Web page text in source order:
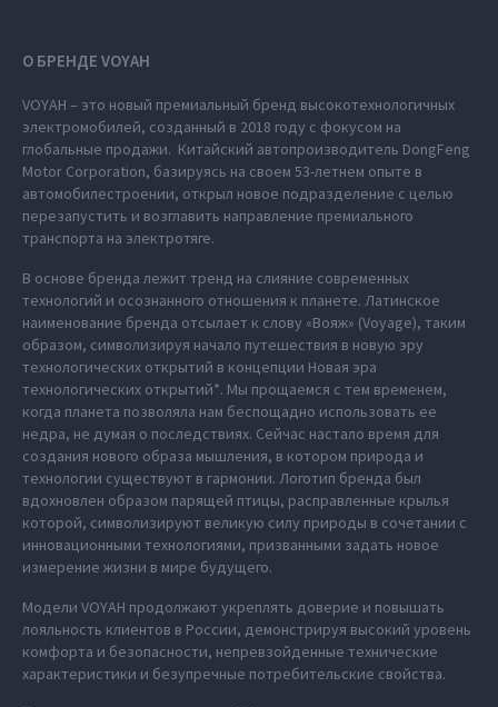
О БРЕНДЕ VOYAH
VOYAH – это новый премиальный бренд высокотехнологичных
электромобилей, созданный в 2018 году с фокусом на
глобальные продажи. Китайский автопроизводитель DongFeng
Motor Corporation, базируясь на своем 53-летнем опыте в
автомобилестроении, открыл новое подразделение с целью
перезапустить и возглавить направление премиального
транспорта на электротяге.
В основе бренда лежит тренд на слияние современных
технологий и осознанного отношения к планете. Латинское
наименование бренда отсылает к слову «Вояж» (Voyage), таким
образом, символизируя начало путешествия в новую эру
технологических открытий в концепции Новая эра
технологических открытий*. Мы прощаемся с тем временем,
когда планета позволяла нам беспощадно использовать ее
недра, не думая о последствиях. Сейчас настало время для
создания нового образа мышления, в котором природа и
технологии существуют в гармонии. Логотип бренда был
вдохновлен образом парящей птицы, расправленные крылья
которой, символизируют великую силу природы в сочетании с
инновационными технологиями, призванными задать новое
измерение жизни в мире будущего.
Модели VOYAH продолжают укреплять доверие и повышать
лояльность клиентов в России, демонстрируя высокий уровень
комфорта и безопасности, непревзойденные технические
характеристики и безупречные потребительские свойства.